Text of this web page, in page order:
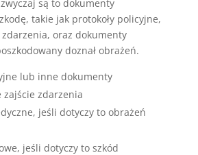
są to dokumenty
takie jak protokoły policyjne,
oraz dokumenty
doznał obrażeń.
lub inne dokumenty
zdarzenia
jeśli dotyczy to obrażeń
jeśli dotyczy to szkód